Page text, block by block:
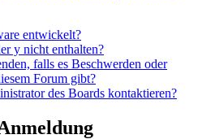
entwickelt?
y nicht enthalten?
falls es Beschwerden oder
Forum gibt?
des Boards kontaktieren?